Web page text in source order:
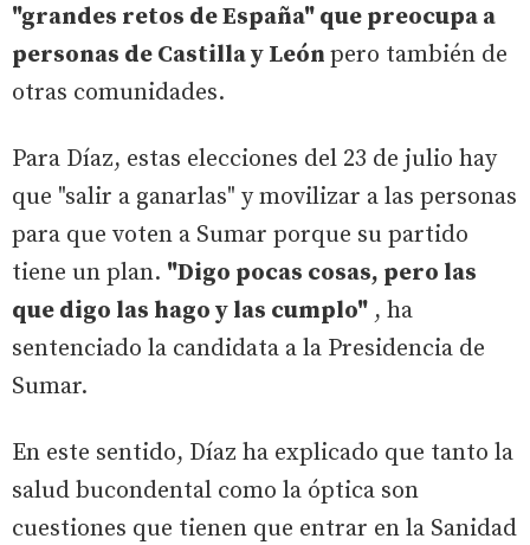
"grandes retos de España" que preocupa a
personas de Castilla y León pero también de
otras comunidades.
Para Díaz, estas elecciones del 23 de julio hay
que "salir a ganarlas" y movilizar a las personas
para que voten a Sumar porque su partido
tiene un plan. "Digo pocas cosas, pero las
que digo las hago y las cumplo" , ha
sentenciado la candidata a la Presidencia de
Sumar.
En este sentido, Díaz ha explicado que tanto la
salud bucondental como la óptica son
cuestiones que tienen que entrar en la Sanidad